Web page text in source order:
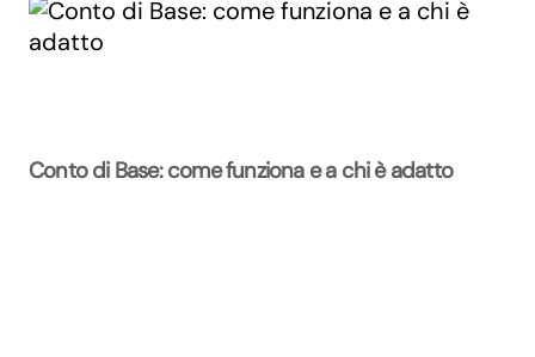
Conto di Base: come funziona e a chi è adatto